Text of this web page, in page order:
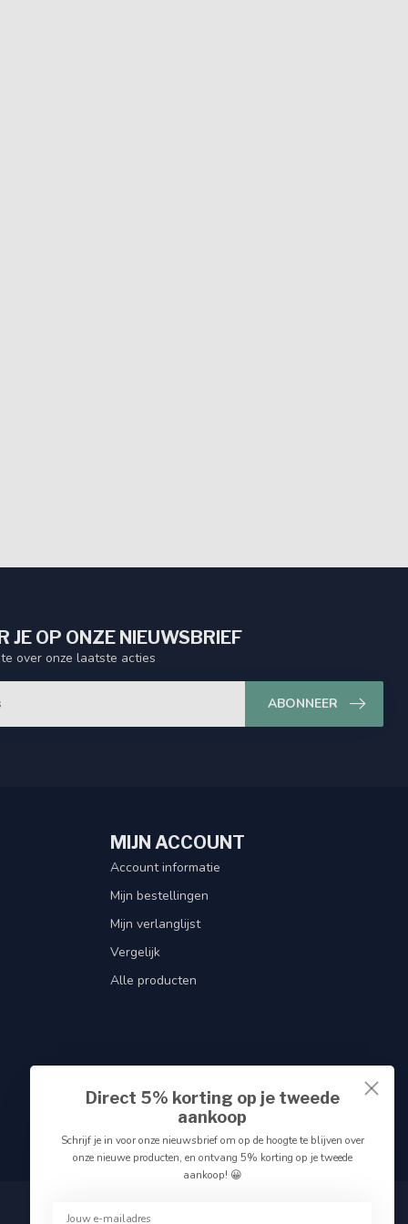
JE OP ONZE NIEUWSBRIEF
over onze laatste acties
ABONNEER
MIJN ACCOUNT
Account informatie
Mijn bestellingen
Mijn verlanglijst
Vergelijk
Alle producten
Direct 5% korting op je tweede
aankoop
Schrijf je in voor onze nieuwsbrief om op de hoogte te blijven over
onze nieuwe producten, en ontvang 5% korting op je tweede
aankoop! 😀